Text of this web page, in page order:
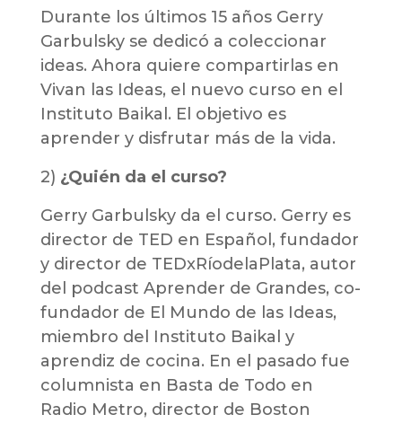
Durante los últimos 15 años Gerry
Garbulsky se dedicó a coleccionar
ideas. Ahora quiere compartirlas en
Vivan las Ideas, el nuevo curso en el
Instituto Baikal. El objetivo es
aprender y disfrutar más de la vida.
2) ¿Quién da el curso?
Gerry Garbulsky da el curso. Gerry es
director de TED en Español, fundador
y director de TEDxRíodelaPlata, autor
del podcast Aprender de Grandes, co-
fundador de El Mundo de las Ideas,
miembro del Instituto Baikal y
aprendiz de cocina. En el pasado fue
columnista en Basta de Todo en
Radio Metro, director de Boston